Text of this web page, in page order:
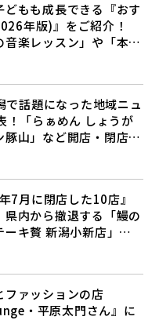
どもも成長できる『おす
年版)』をご紹介！
音楽レッスン」や「本格
新しい自分を見つけよ
で話題になった地域ニュ
！「らぁめん しょうが
山」など開店・閉店の
でご紹介♪
7月に閉店した10店』
内から撤退する「鰻の
キ贅 新潟小新店」が
ファッションの店
・平原太門さん』に